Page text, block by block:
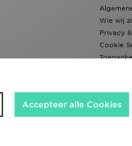
Wie wij
Privacy
Cookie
Wij
Accepteer alle Cookies